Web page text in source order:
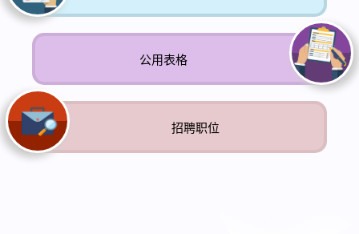
公用表格
招聘职位